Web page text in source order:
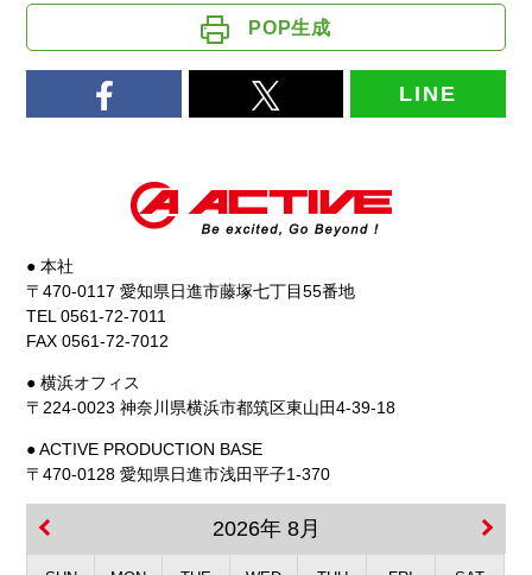
POP生成
LINE
● 本社
〒470-0117 愛知県日進市藤塚七丁目55番地
TEL 0561-72-7011
FAX 0561-72-7012
● 横浜オフィス
〒224-0023 神奈川県横浜市都筑区東山田4-39-18
● ACTIVE PRODUCTION BASE
〒470-0128 愛知県日進市浅田平子1-370
2026年 8月